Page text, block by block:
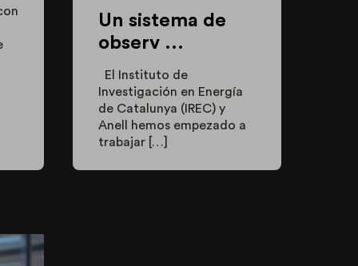
Un sistema de
observ ...
El Instituto de
Investigación en Energía
de Catalunya (IREC) y
Anell hemos empezado a
trabajar […]